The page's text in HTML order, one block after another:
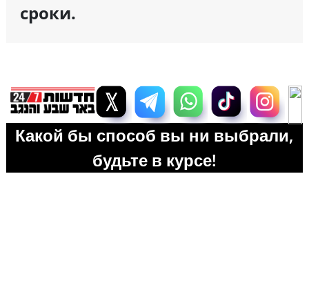
сроки.
Какой бы способ вы ни выбрали,
будьте в курсе!